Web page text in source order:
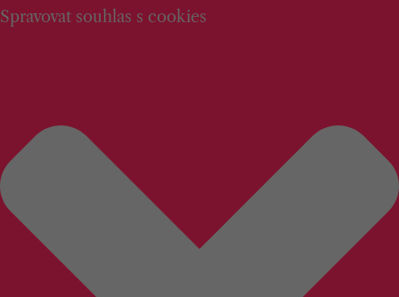
Spravovat souhlas s cookies